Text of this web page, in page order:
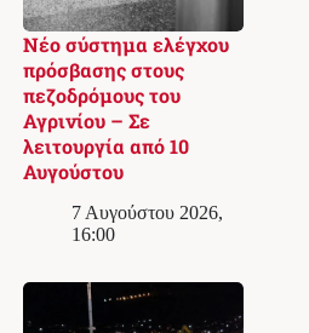
Νέο σύστημα ελέγχου
πρόσβασης στους
πεζοδρόμους του
Αγρινίου – Σε
λειτουργία από 10
Αυγούστου
7 Αυγούστου 2026,
16:00